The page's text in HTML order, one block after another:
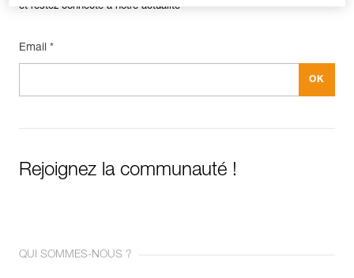
et restez connecté à notre actualité
Email *
Rejoignez la communauté !
QUI SOMMES-NOUS ?